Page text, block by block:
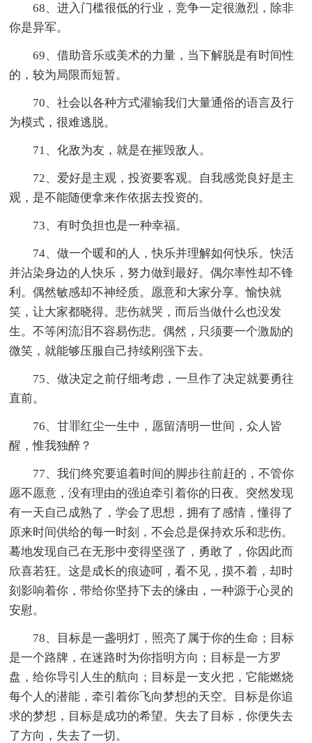
68、进入门槛很低的行业，竞争一定很激烈，除非
你是异军。
69、借助音乐或美术的力量，当下解脱是有时间性
的，较为局限而短暂。
70、社会以各种方式灌输我们大量通俗的语言及行
为模式，很难逃脱。
71、化敌为友，就是在摧毁敌人。
72、爱好是主观，投资要客观。自我感觉良好是主
观，是不能随便拿来作依据去投资的。
73、有时负担也是一种幸福。
74、做一个暖和的人，快乐并理解如何快乐。快活
并沾染身边的人快乐，努力做到最好。偶尔率性却不锋
利。偶然敏感却不神经质。愿意和大家分享。愉快就
笑，让大家都晓得。悲伤就哭，而后当做什么也没发
生。不等闲流泪不容易伤悲。偶然，只须要一个激励的
微笑，就能够压服自己持续刚强下去。
75、做决定之前仔细考虑，一旦作了决定就要勇往
直前。
76、甘罪红尘一生中，愿留清明一世间，众人皆
醒，惟我独醉？
77、我们终究要追着时间的脚步往前赶的，不管你
愿不愿意，没有理由的强迫牵引着你的日夜。突然发现
有一天自己成熟了，学会了思想，拥有了感情，懂得了
原来时间供给的每一时刻，不会总是保持欢乐和悲伤。
蓦地发现自己在无形中变得坚强了，勇敢了，你因此而
欣喜若狂。这是成长的痕迹呵，看不见，摸不着，却时
刻影响着你，带给你坚持下去的缘由，一种源于心灵的
安慰。
78、目标是一盏明灯，照亮了属于你的生命；目标
是一个路牌，在迷路时为你指明方向；目标是一方罗
盘，给你导引人生的航向；目标是一支火把，它能燃烧
每个人的潜能，牵引着你飞向梦想的天空。目标是你追
求的梦想，目标是成功的希望。失去了目标，你便失去
了方向，失去了一切。